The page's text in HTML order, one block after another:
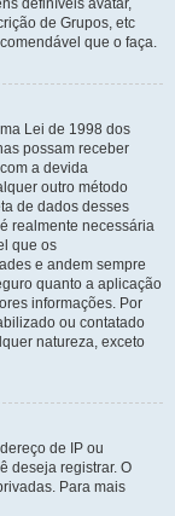
definíveis avatar,
de Grupos, etc
que o faça.
Lei de 1998 dos
possam receber
a devida
outro método
de dados desses
realmente necessária
que os
e andem sempre
quanto a aplicação
informações. Por
ou contatado
natureza, exceto
de IP ou
deseja registrar. O
Para mais